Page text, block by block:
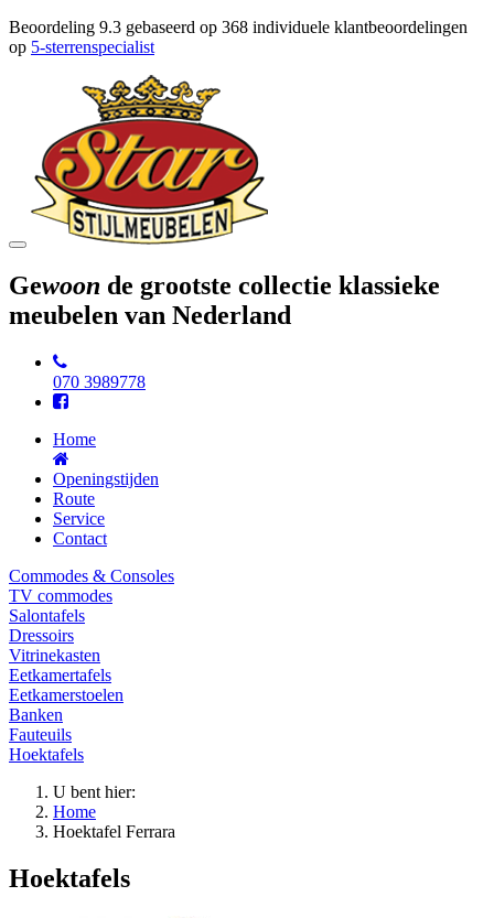
Beoordeling 9.3 gebaseerd op 368 individuele klantbeoordelingen
op 5-sterrenspecialist
Toggle
Gewoon de grootste collectie klassieke
meubelen van Nederland
070 3989778
Home
Openingstijden
Route
Service
Contact
Commodes & Consoles
TV commodes
Salontafels
Dressoirs
Vitrinekasten
Eetkamertafels
Eetkamerstoelen
Banken
Fauteuils
Hoektafels
U bent hier:
Home
Hoektafel Ferrara
Hoektafels